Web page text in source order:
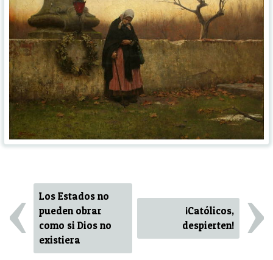
‹
Los Estados no
pueden obrar
como si Dios no
existiera
¡Católicos,
despierten!
›